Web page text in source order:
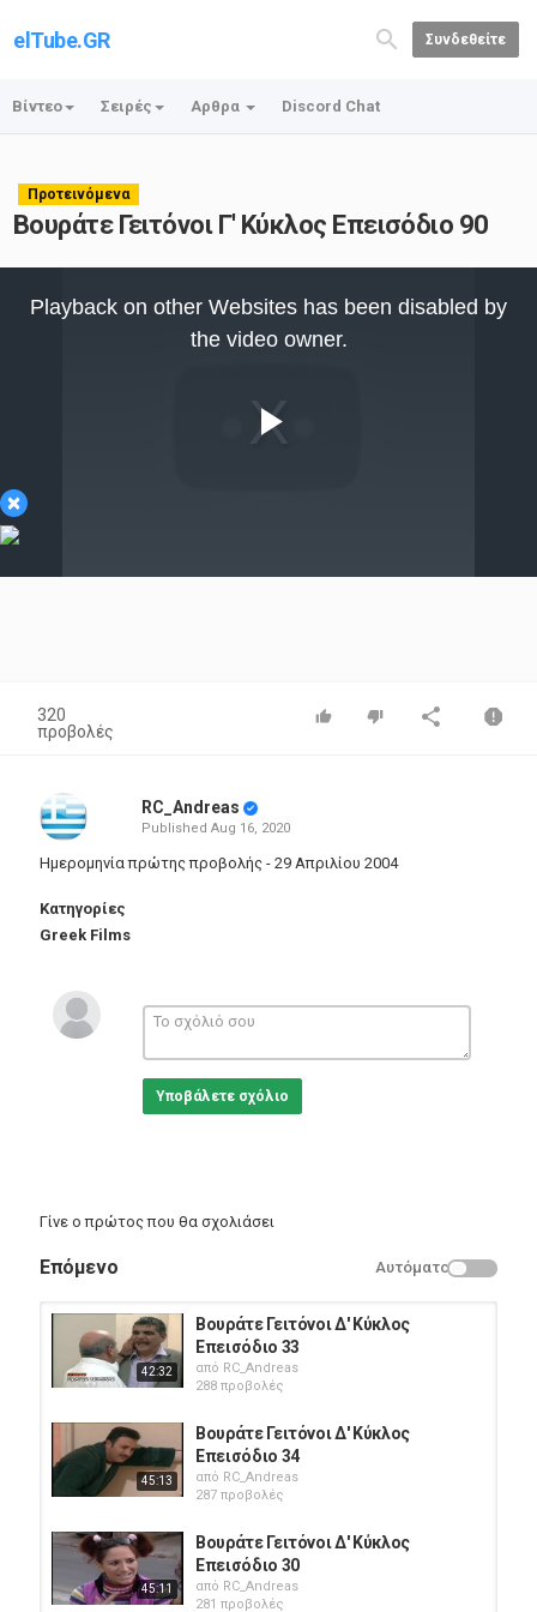
elTube.GR Συνδεθείτε
Βίντεο Σειρές Αρθρα Discord Chat
Προτεινόμενα
Βουράτε Γειτόνοι Γ' Κύκλος Επεισόδιο 90
×
Video
Playback on other Websites has been disabled by
the video owner.
320
προβολές
RC_Andreas
Published Aug 16, 2020
Ημερομηνία πρώτης προβολής - 29 Απριλίου 2004
Κατηγορίες
Greek Films
Υποβάλετε σχόλιο
Γίνε ο πρώτος που θα σχολιάσει
Επόμενο Αυτόματο
42:32
Βουράτε Γειτόνοι Δ' Κύκλος
Επεισόδιο 33
από RC_Andreas
288 προβολές
45:13
Βουράτε Γειτόνοι Δ' Κύκλος
Επεισόδιο 34
από RC_Andreas
287 προβολές
45:11
Βουράτε Γειτόνοι Δ' Κύκλος
Επεισόδιο 30
από RC_Andreas
281 προβολές